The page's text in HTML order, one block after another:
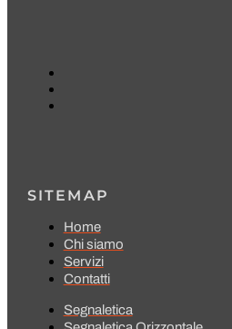
SITEMAP
Home
Chi siamo
Servizi
Contatti
Segnaletica